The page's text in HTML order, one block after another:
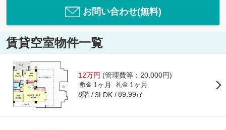
お問い合わせ(無料)
賃貸空室物件一覧
12万円 (管理費等：20,000円)
敷金 1ヶ月 礼金 1ヶ月
8階 3LDK 89.99㎡